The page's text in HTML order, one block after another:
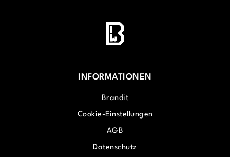
INFORMATIONEN
Brandit
Cookie-Einstellungen
AGB
Datenschutz